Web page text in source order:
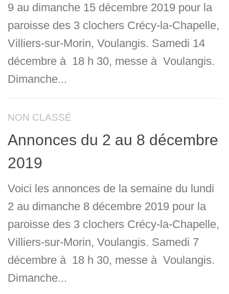
9 au dimanche 15 décembre 2019 pour la
paroisse des 3 clochers Crécy-la-Chapelle,
Villiers-sur-Morin, Voulangis. Samedi 14
décembre à 18 h 30, messe à Voulangis.
Dimanche...
NON CLASSÉ
Annonces du 2 au 8 décembre
2019
Voici les annonces de la semaine du lundi
2 au dimanche 8 décembre 2019 pour la
paroisse des 3 clochers Crécy-la-Chapelle,
Villiers-sur-Morin, Voulangis. Samedi 7
décembre à 18 h 30, messe à Voulangis.
Dimanche...